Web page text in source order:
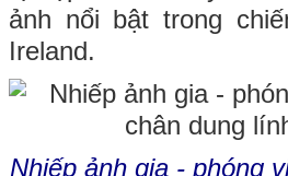
ảnh nổi bật trong
Ireland.
Nhiếp ảnh gia - phóng